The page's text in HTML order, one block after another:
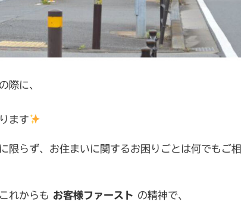
際に、
ます
限らず、お住まいに関するお困りごとは何でもご相
れからも お客様ファースト の精神で、